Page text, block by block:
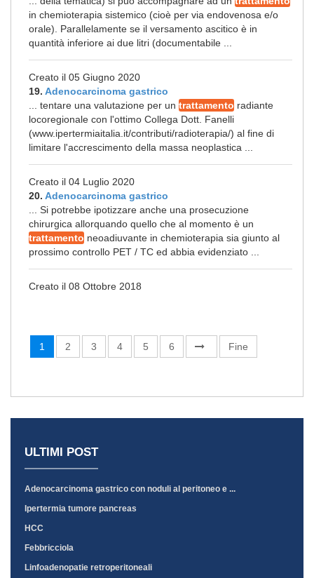
in chemioterapia sistemico (cioè per via endovenosa e/o
orale). Parallelamente se il versamento ascitico è in
quantità inferiore ai due litri (documentabile ...
Creato il 05 Giugno 2020
19. Adenocarcinoma gastrico
... tentare una valutazione per un trattamento radiante
locoregionale con l'ottimo Collega Dott. Fanelli
(www.ipertermiaitalia.it/contributi/radioterapia/) al fine di
limitare l'accrescimento della massa neoplastica ...
Creato il 04 Luglio 2020
20. Adenocarcinoma gastrico
... Si potrebbe ipotizzare anche una prosecuzione
chirurgica allorquando quello che al momento è un
trattamento neoadiuvante in chemioterapia sia giunto al
prossimo controllo PET / TC ed abbia evidenziato ...
Creato il 08 Ottobre 2018
1 2 3 4 5 6 Fine
ULTIMI POST
Adenocarcinoma gastrico con noduli al peritoneo e ...
Ipertermia tumore pancreas
HCC
Febbricciola
Linfoadenopatie retroperitoneali